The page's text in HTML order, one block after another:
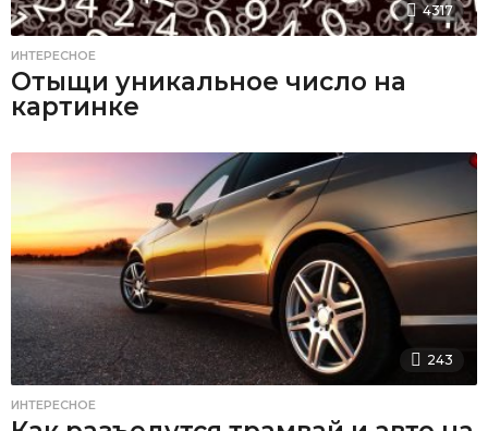
4317
ИНТЕРЕСНОЕ
Отыщи уникальное число на
картинке
243
ИНТЕРЕСНОЕ